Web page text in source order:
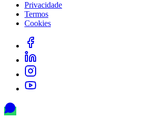
Privacidade
Termos
Cookies